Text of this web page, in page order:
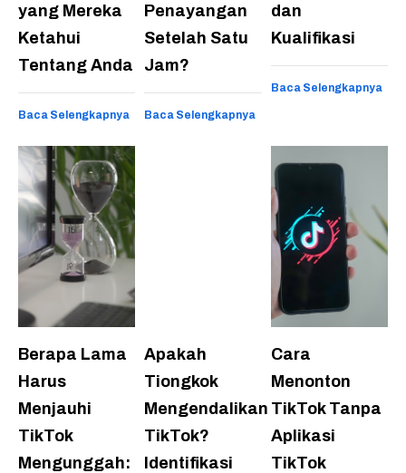
yang Mereka
Ketahui
Tentang Anda
Baca Selengkapnya
Penayangan
Setelah Satu
Jam?
Baca Selengkapnya
dan
Kualifikasi
Baca Selengkapnya
Berapa Lama
Harus
Menjauhi
TikTok
Mengunggah:
Apakah
Tiongkok
Mengendalikan
TikTok?
Identifikasi
Cara
Menonton
TikTok Tanpa
Aplikasi
TikTok